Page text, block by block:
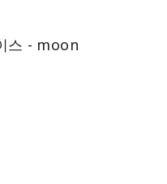
스 - moon